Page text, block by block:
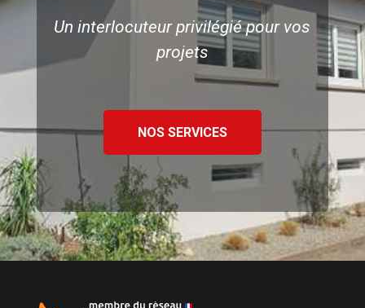
Un interlocuteur privilégié pour vos
projets
NOS SERVICES